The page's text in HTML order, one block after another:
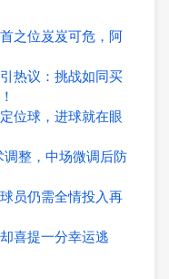
之位岌岌可危，阿
热议：挑战如同买
位球，进球就在眼
调整，中场微调后防
员仍需全情投入再
喜提一分幸运逃